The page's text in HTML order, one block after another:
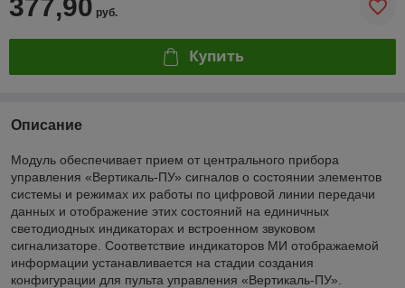
377,90 руб.
Купить
Описание
Модуль обеспечивает прием от центрального прибора
управления «Вертикаль-ПУ» сигналов о состоянии элементов
системы и режимах их работы по цифровой линии передачи
данных и отображение этих состояний на единичных
светодиодных индикаторах и встроенном звуковом
сигнализаторе. Соответствие индикаторов МИ отображаемой
информации устанавливается на стадии создания
конфигурации для пульта управления «Вертикаль-ПУ».